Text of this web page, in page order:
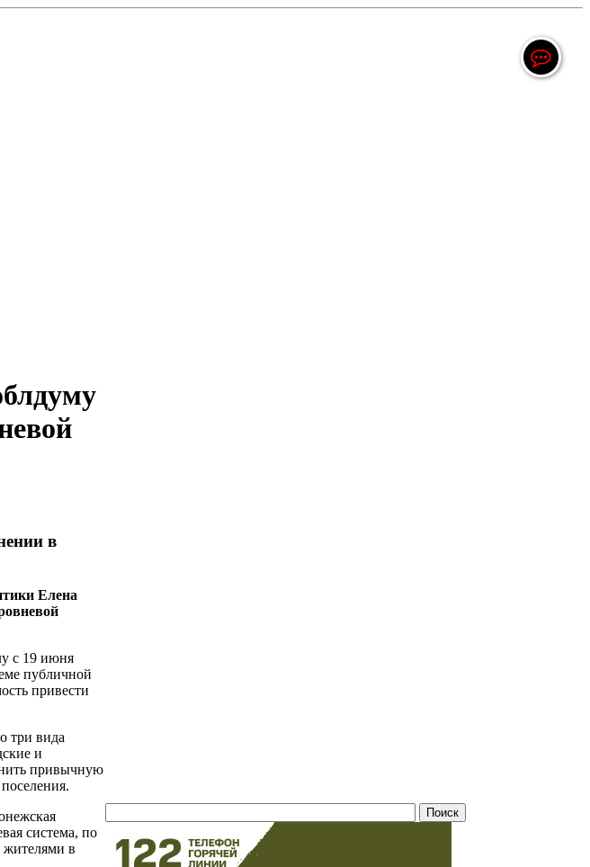
в
Елена
с 19 июня
публичной
привести
три вида
и
привычную
система, по
жителями в